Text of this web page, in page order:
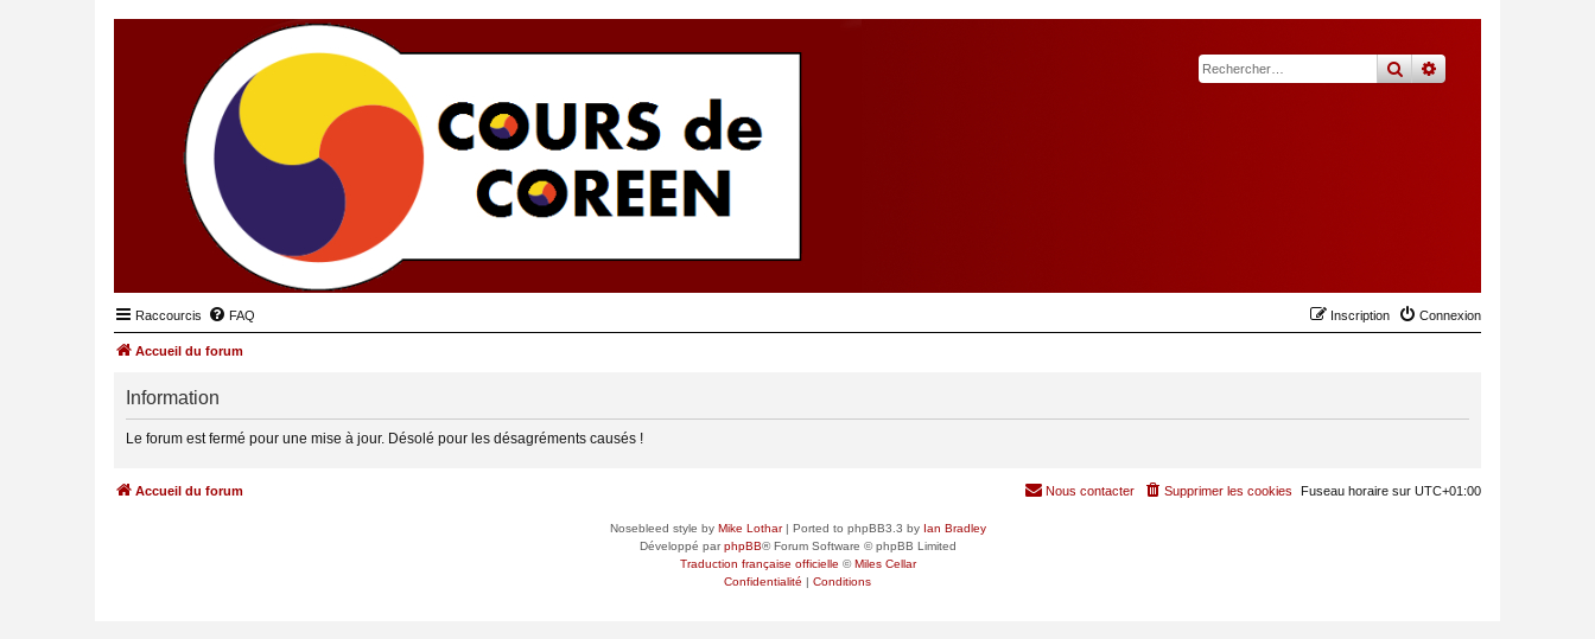
rechercher
recherche
Raccourcis FAQ Connexion
Inscription
Accueil du forum
Information
Le forum est fermé pour une mise à jour. Désolé pour les désagréments causés !
Accueil du forum Fuseau horaire sur UTC+01:00
Supprimer les cookies
Nous contacter
Nosebleed style by Mike Lothar| Ported to phpBB3.3 by Ian Bradley
Développé parphpBB® Forum Software © phpBB Limited
Traduction française officielle ©Miles Cellar
Confidentialité | Conditions